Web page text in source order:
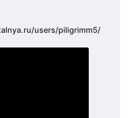
users/piligrimm5/